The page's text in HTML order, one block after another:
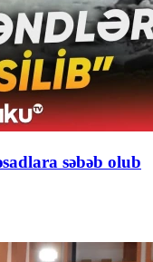
səbəb olub